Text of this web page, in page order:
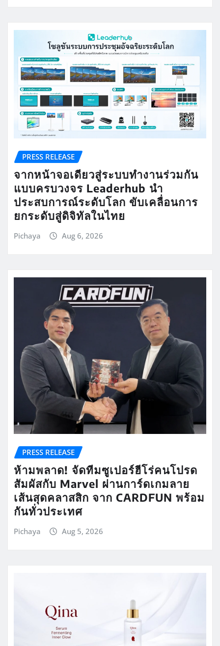
PRESS RELEASE
จากหน้าจอเดียวสู่ระบบทำงานร่วมกัน
แบบครบวงจร Leaderhub นำ
ประสบการณ์ระดับโลก ขับเคลื่อนการ
ยกระดับสู่ดิจิทัลในไทย
Pichaya Aug 6, 2026
PRESS RELEASE
ห้ามพลาด! จัดทีมซูเปอร์ฮีโร่คนโปรด
สัมผัสกับ Marvel ผ่านการ์ดเกมลาย
เส้นสุดคลาสสิก จาก CARDFUN พร้อม
กันทั่วประเทศ
Pichaya Aug 5, 2026